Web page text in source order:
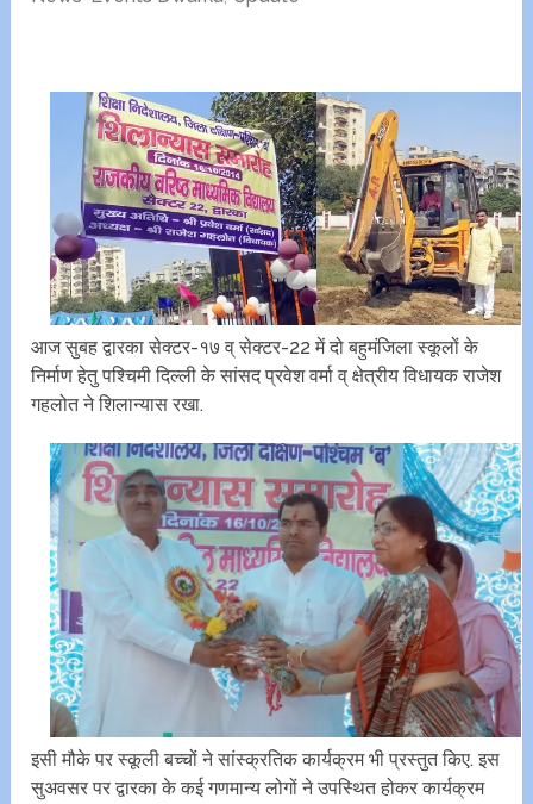
आज सुबह द्वारका सेक्टर-१७ व् सेक्टर-22 में दो बहुमंजिला स्कूलों के
निर्माण हेतु पश्चिमी दिल्ली के सांसद प्रवेश वर्मा व् क्षेत्रीय विधायक राजेश
गहलोत ने शिलान्यास रखा.
इसी मौके पर स्कूली बच्चों ने सांस्क्रतिक कार्यक्रम भी प्रस्तुत किए. इस
सुअवसर पर द्वारका के कई गणमान्य लोगों ने उपस्थित होकर कार्यक्रम